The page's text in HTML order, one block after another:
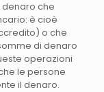
che
è cioè
o che
di denaro
operazioni
le persone
il denaro.